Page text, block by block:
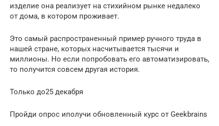
изделие она реализует на стихийном рынке недалеко
от дома, в котором проживает.
Это самый распространенный пример ручного труда в
нашей стране, которых насчитывается тысячи и
миллионы. Но если попробовать его автоматизировать,
то получится совсем другая история.
Только до25 декабря
Пройди опрос иполучи обновленный курс от Geekbrains